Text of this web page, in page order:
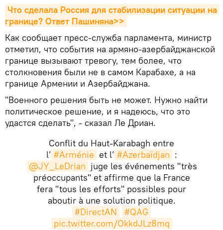
Что сделала Россия для стабилизации ситуации на
границе? Ответ Пашиняна>>
Как сообщает пресс-служба парламента, министр
отметил, что события на армяно-азербайджанской
границе вызывают тревогу, тем более, что
столкновения были не в самом Карабахе, а на
границе Армении и Азербайджана.
"Военного решения быть не может. Нужно найти
политическое решение, и я надеюсь, что это
удастся сделать", - сказал Ле Дриан.
Conflit du Haut-Karabagh entre
l’ #Arménie et l’ #Azerbaïdjan :
@JY_LeDrian juge les événements "très
préoccupants" et affirme que la France
fera "tous les efforts" possibles pour
aboutir à une solution politique.
#DirectAN
#QAG
pic.twitter.com/OkkdJLz8mq